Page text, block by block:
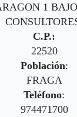
1
C.P.:
22520
Población:
FRAGA
Teléfono:
974471700